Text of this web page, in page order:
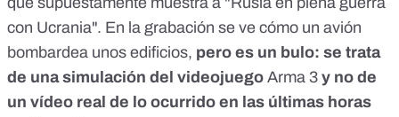
con Ucrania". En la grabación se ve cómo un avión
bombardea unos edificios, pero es un bulo: se trata
de una simulación del videojuego Arma 3 y no de
un vídeo real de lo ocurrido en las últimas horas